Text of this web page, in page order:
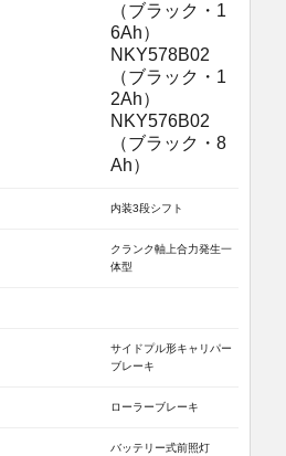
（ブラック・1
6Ah）
NKY578B02
（ブラック・1
2Ah）
NKY576B02
（ブラック・8
Ah）
内装3段シフト
クランク軸上合力発生一
体型
サイドプル形キャリパー
ブレーキ
ローラーブレーキ
バッテリー式前照灯